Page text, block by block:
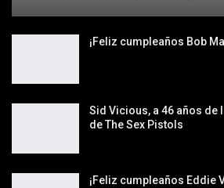
¡Feliz cumpleaños Bob
Sid Vicious, a 46 años de
de The Sex Pistols
¡Feliz cumpleaños Eddie